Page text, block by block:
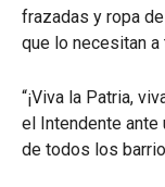
frazadas y ropa
que lo necesitan
“¡Viva la Patria,
el Intendente ante
de todos los